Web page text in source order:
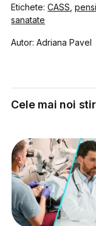
Etichete:CASS ,
sanatate
Autor: Adriana Pavel
Cele mai noi